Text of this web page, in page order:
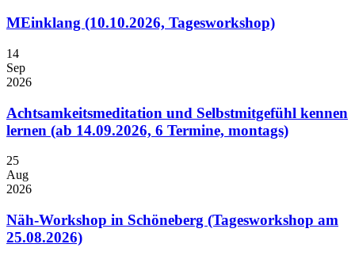
MEinklang (10.10.2026, Tagesworkshop)
14
Sep
2026
Achtsamkeitsmeditation und Selbstmitgefühl kennen
lernen (ab 14.09.2026, 6 Termine, montags)
25
Aug
2026
Näh-Workshop in Schöneberg (Tagesworkshop am
25.08.2026)